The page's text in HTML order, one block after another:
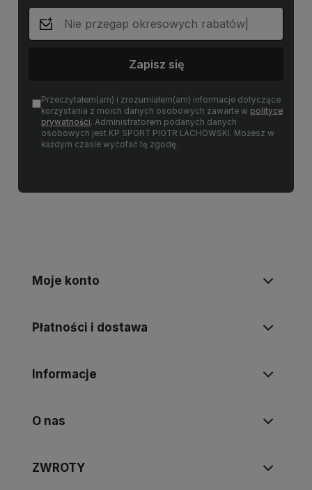
Zapisz się
Przeczytałem(am) i zrozumiałem(am) informacje dotyczące
korzystania z moich danych osobowych zawarte w polityce
prywatności. Administratorem podanych danych
osobowych jest KP SPORT PIOTR LACHOWSKI. Możesz w
każdym czasie wycofać tę zgodę.
Moje konto
Płatności i dostawa
Informacje
O nas
ZWROTY